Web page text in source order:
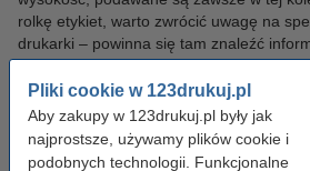
Pliki cookie w 123drukuj.pl
Aby zakupy w 123drukuj.pl były jak
najprostsze, używamy plików cookie i
podobnych technologii. Funkcjonalne
rolkę etykiet, warto zwrócić uwagę na
drukarki – powinna się tam znaleźć
wymiarach obsługiwanych etykiet.
małej uniemożliwi prawidłowe
Oprócz wymiarów samych etykiet,
specyfikacjach takie parametry jak